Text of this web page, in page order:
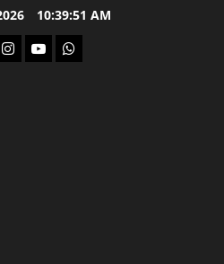
10:39:52 AM
Instagram
YoutubeWhatsapp